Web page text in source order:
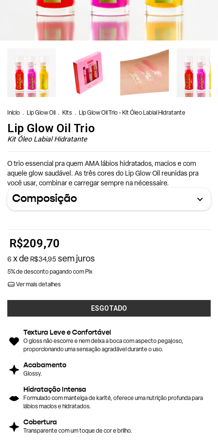
Início . Lip Glow Oil . Kits . Lip Glow Oil Trio - Kit Óleo Labial Hidratante
Lip Glow Oil Trio
Kit Óleo Labial Hidratante
O trio essencial pra quem AMA lábios hidratados, macios e com
aquele glow saudável. As três cores do Lip Glow Oil reunidas pra
você usar, combinar e carregar sempre na nécessaire.
Composição
R$209,70
6 x de R$34,95 sem juros
5% de descontopagando com Pix
Ver mais detalhes
Textura Leve e Confortável
O gloss não escorre e nem deixa a boca com aspecto pegajoso,
proporcionando uma sensação agradável durante o uso.
Acabamento
Glossy.
Hidratação Intensa
Formulado com manteiga de karité, oferece uma nutrição profunda para
lábios macios e hidratados.
Cobertura
Transparente com um toque de cor e brilho.